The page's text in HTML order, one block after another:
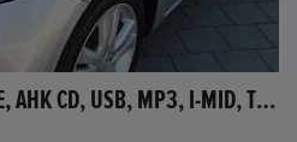
HONDA JAZZ 1.4 ELEGANCE, AHK CD, USB, MP3, I-MID, TEMPOMAT, AUX-IN